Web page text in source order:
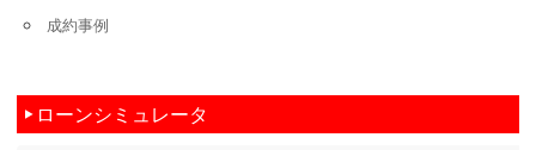
成約事例
ローンシミュレータ